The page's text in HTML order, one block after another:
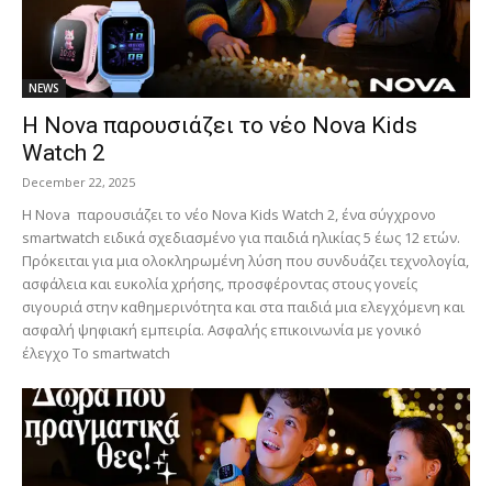
NEWS
Η Nova παρουσιάζει το νέο Nova Kids
Watch 2
December 22, 2025
Η Nova παρουσιάζει το νέο Nova Kids Watch 2, ένα σύγχρονο
smartwatch ειδικά σχεδιασμένο για παιδιά ηλικίας 5 έως 12 ετών.
Πρόκειται για μια ολοκληρωμένη λύση που συνδυάζει τεχνολογία,
ασφάλεια και ευκολία χρήσης, προσφέροντας στους γονείς
σιγουριά στην καθημερινότητα και στα παιδιά μια ελεγχόμενη και
ασφαλή ψηφιακή εμπειρία. Ασφαλής επικοινωνία με γονικό
έλεγχο Το smartwatch